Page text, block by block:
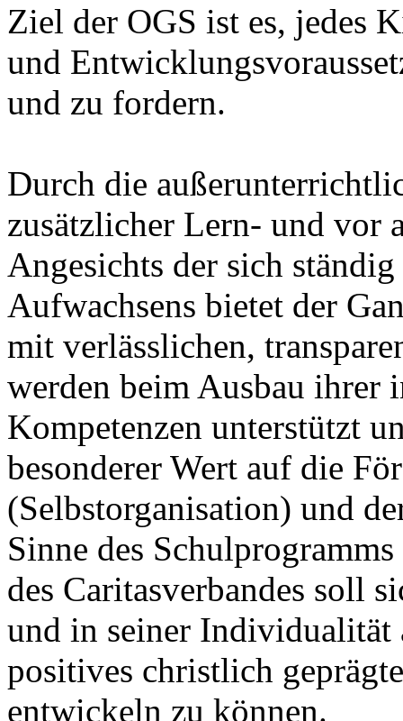
Ziel der OGS ist es, jedes
und
und zu fordern.
Durch die
zusätzlicher Lern- und vor
Angesichts der sich
Aufwachsens bietet der
mit verlässlichen,
werden beim Ausbau
Kompetenzen unterstützt
besonderer Wert auf die
(Selbstorganisation) und
Sinne des
des Caritasverbandes soll
und in seiner Individualität
positives christlich
entwickeln zu können.